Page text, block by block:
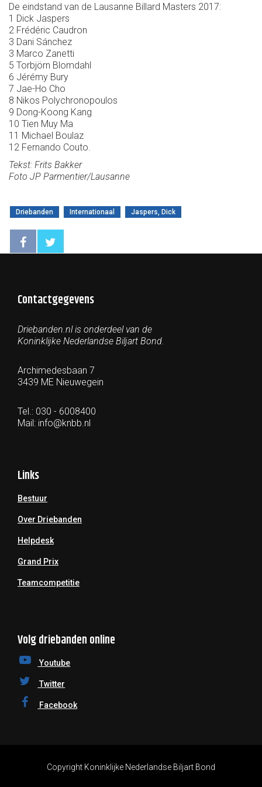
De eindstand van de Lausanne Billard Masters 2017:
1 Dick Jaspers
2 Frédéric Caudron
3 Dani Sánchez
3 Marco Zanetti
5 Torbjörn Blomdahl
6 Jérémy Bury
7 Jae-Ho Cho
8 Nikos Polychronopoulos
9 Dong-Koong Kang
10 Tien Muy Ma
11 Michael Boulaz
12 Fernando Couto.
Tekst: Frits Bakker
Foto JP Parmentier/Lausanne
Driebanden Internationaal Jaspers, Dick
Contactgegevens
Driebanden.nl is onderdeel van de
Koninklijke Nederlandse Biljart Bond.
Archimedesbaan 7
3439 ME Nieuwegein
Tel.: 030 - 6008400
Mail: info@knbb.nl
Links
Bestuur
Over Driebanden
Helpdesk
Grand Prix
Teamcompetitie
Volg driebanden online
Youtube
Twitter
Facebook
Copyright Koninklijke Nederlandse Biljart Bond